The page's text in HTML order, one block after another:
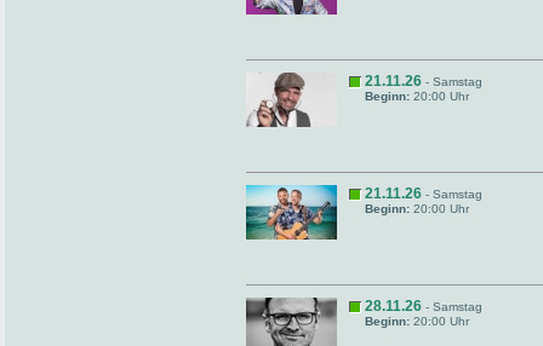
21.11.26 - Samstag
Beginn: 20:00 Uhr
21.11.26 - Samstag
Beginn: 20:00 Uhr
28.11.26 - Samstag
Beginn: 20:00 Uhr